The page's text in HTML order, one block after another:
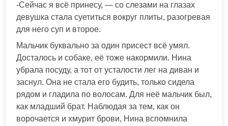
-Сейчас я всё принесу, — со слезами на глазах
девушка стала суетиться вокруг плиты, разогревая
для него суп и второе.
Мальчик буквально за один присест всё умял.
Досталось и собаке, её тоже накормили. Нина
убрала посуду, а тот от усталости лег на диван и
заснул. Она не стала его будить, только сидела
рядом и гладила по волосам. Для неё мальчик был,
как младший брат. Наблюдая за тем, как он
ворочается и хмурит брови, Нина вспомнила